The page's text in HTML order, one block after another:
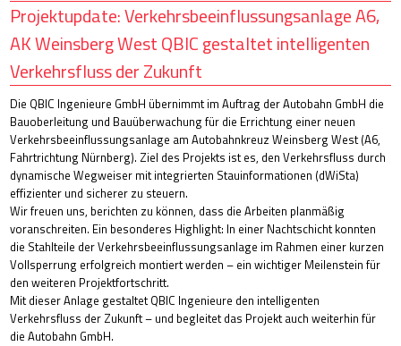
Projektupdate: Verkehrsbeeinflussungsanlage A6,
AK Weinsberg West QBIC gestaltet intelligenten
Verkehrsfluss der Zukunft
Die QBIC Ingenieure GmbH übernimmt im Auftrag der Autobahn GmbH die
Bauoberleitung und Bauüberwachung für die Errichtung einer neuen
Verkehrsbeeinflussungsanlage am Autobahnkreuz Weinsberg West (A6,
Fahrtrichtung Nürnberg). Ziel des Projekts ist es, den Verkehrsfluss durch
dynamische Wegweiser mit integrierten Stauinformationen (dWiSta)
effizienter und sicherer zu steuern.
Wir freuen uns, berichten zu können, dass die Arbeiten planmäßig
voranschreiten. Ein besonderes Highlight: In einer Nachtschicht konnten
die Stahlteile der Verkehrsbeeinflussungsanlage im Rahmen einer kurzen
Vollsperrung erfolgreich montiert werden – ein wichtiger Meilenstein für
den weiteren Projektfortschritt.
Mit dieser Anlage gestaltet QBIC Ingenieure den intelligenten
Verkehrsfluss der Zukunft – und begleitet das Projekt auch weiterhin für
die Autobahn GmbH.